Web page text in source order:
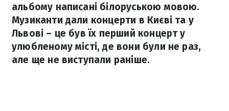
альбому написані білоруською мовою.
Музиканти дали концерти в Києві та у
Львові – це був їх перший концерт у
улюбленому місті, де вони були не раз,
але ще не виступали раніше.